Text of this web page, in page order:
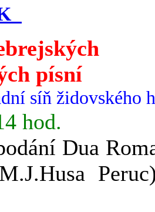
písní
síň židovského
hod.
Dua